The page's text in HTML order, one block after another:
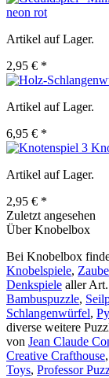
neon rot
Artikel auf Lager.
2,95 € *
Artikel auf Lager.
6,95 € *
Artikel auf Lager.
2,95 € *
Zuletzt angesehen
Über Knobelbox
Bei Knobelbox
Knobelspiele,
Denkspiele aller
Bambuspuzzle,
Schlangenwürfel,
diverse weitere
von Jean Claude
Creative Crafthouse,
Toys, Professor